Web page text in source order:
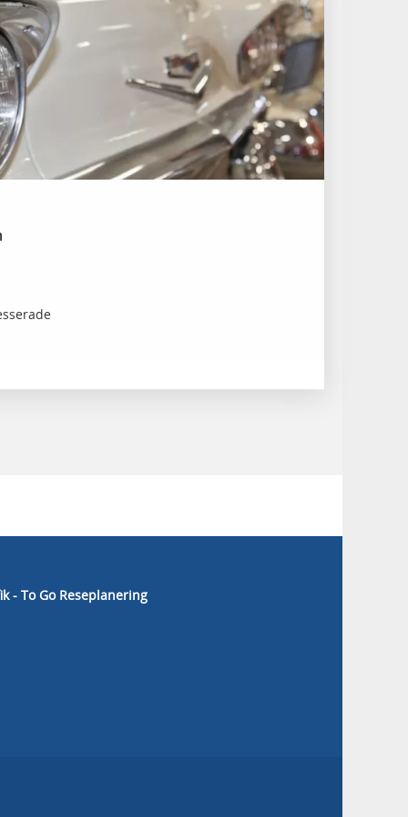
- To Go Reseplanering